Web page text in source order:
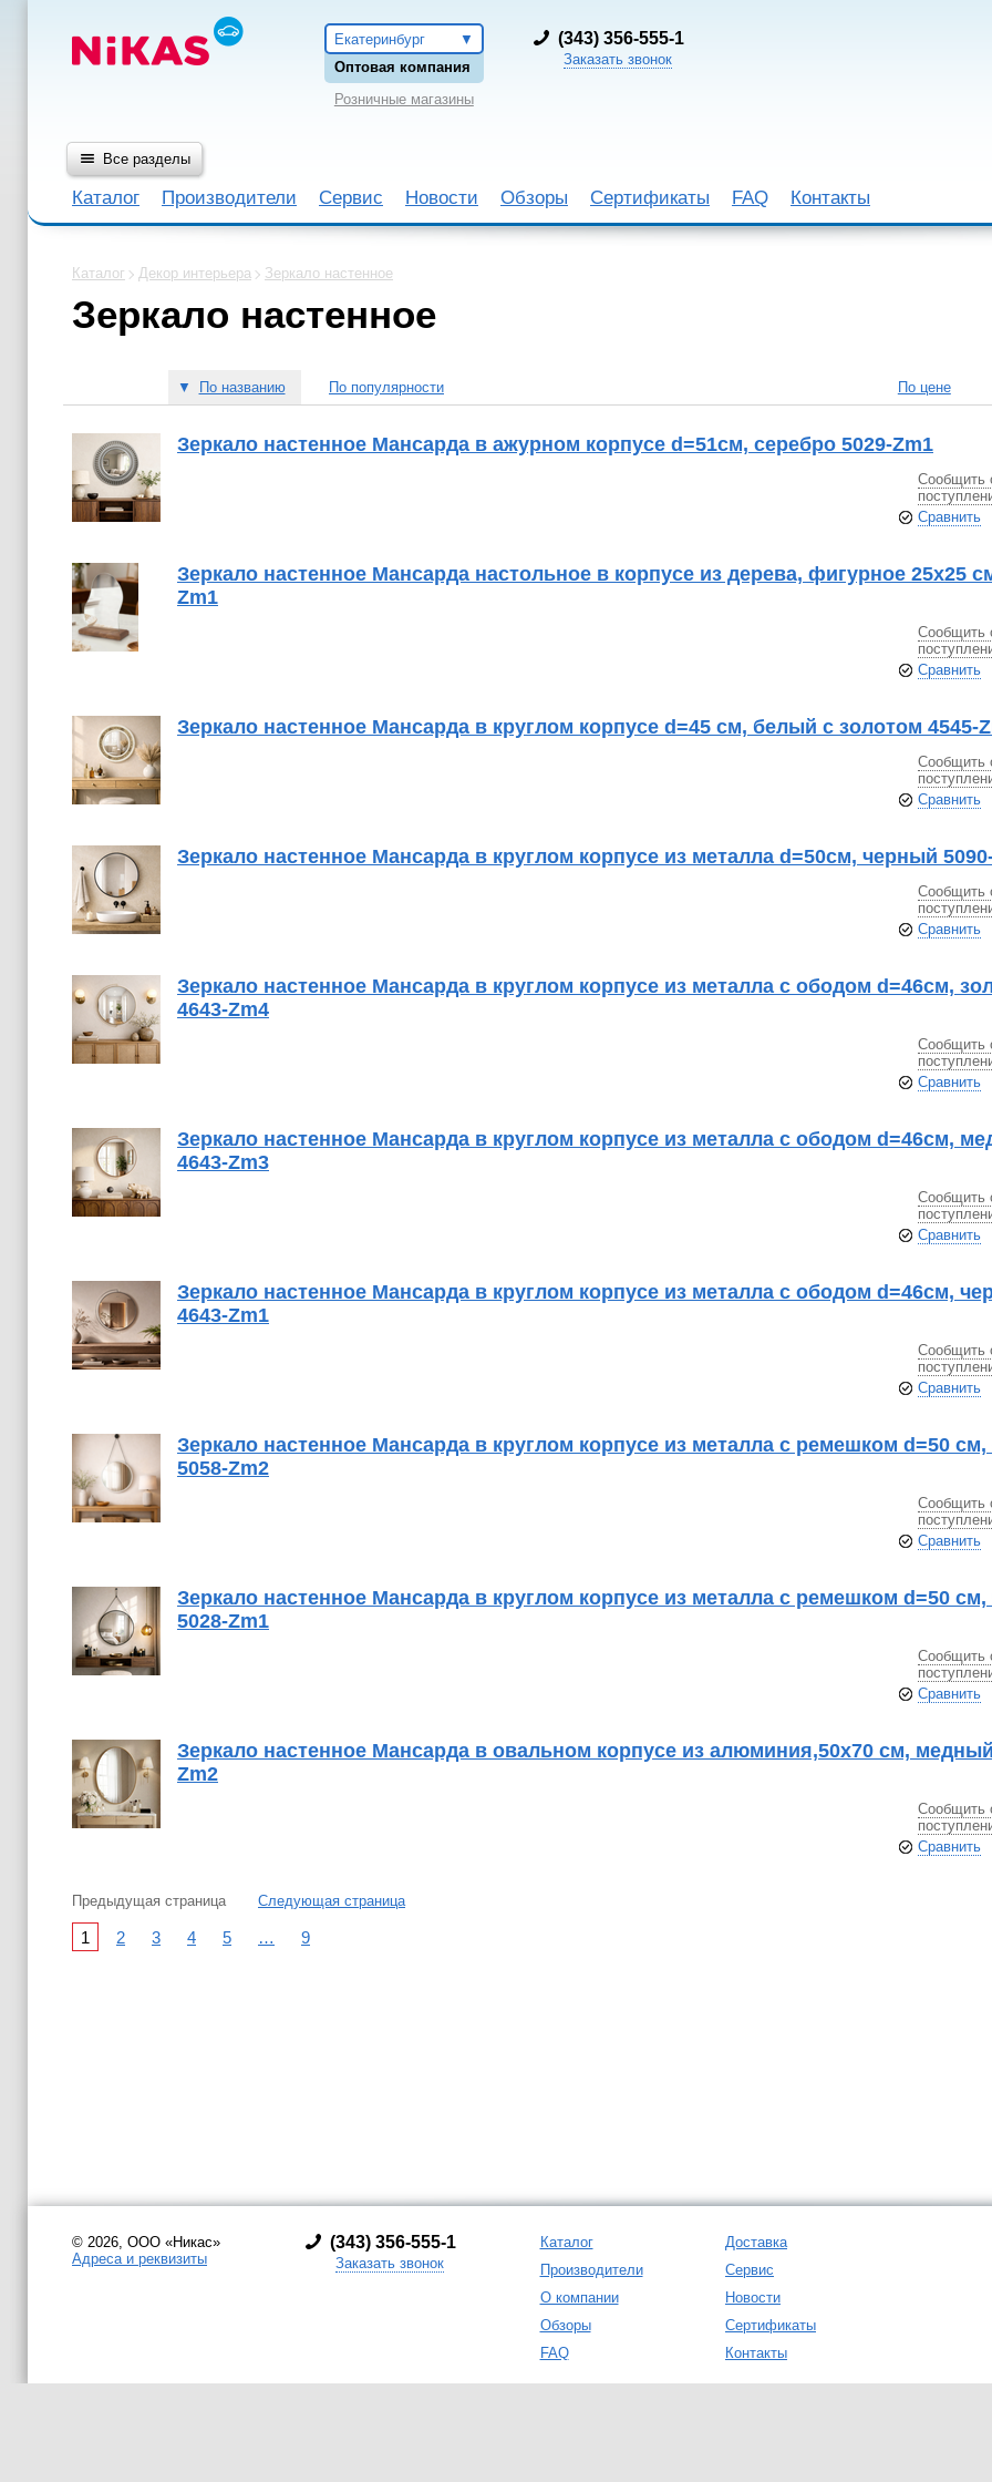
Екатеринбург
Оптовая компания
Розничные магазины
(343) 356-555-1
Заказать звонок
Все разделы
Каталог Производители Сервис Новости Обзоры Сертификаты FAQ Контакты
Каталог Декор интерьера Зеркало настенное
Зеркало настенное
По цене
▼ По названию По популярности
Зеркало настенное Мансарда в ажурном корпусе d=51см, серебро 5029-Zm1
Сообщить
Сравнить
Зеркало настенное Мансарда настольное в корпусе из дерева, фигурное 25х25
Zm1
Сообщить
Сравнить
Зеркало настенное Мансарда в круглом корпусе d=45 см, белый с золотом 4545-
Сообщить
Сравнить
Зеркало настенное Мансарда в круглом корпусе из металла d=50см, черный
Сообщить
Сравнить
Зеркало настенное Мансарда в круглом корпусе из металла с ободом d=46см,
4643-Zm4
Сообщить
Сравнить
Зеркало настенное Мансарда в круглом корпусе из металла с ободом d=46см,
4643-Zm3
Сообщить
Сравнить
Зеркало настенное Мансарда в круглом корпусе из металла с ободом d=46см,
4643-Zm1
Сообщить
Сравнить
Зеркало настенное Мансарда в круглом корпусе из металла с ремешком d=50
5058-Zm2
Сообщить
Сравнить
Зеркало настенное Мансарда в круглом корпусе из металла с ремешком d=50
5028-Zm1
Сообщить
Сравнить
Зеркало настенное Мансарда в овальном корпусе из алюминия,50х70 см,
Zm2
Сообщить
Сравнить
Предыдущая страница Следующая страница
1 2 3 4 5 … 9
© 2026, ООО «Никас»
Адреса и реквизиты
(343) 356-555-1
Заказать звонок
Каталог
Доставка
Производители
Сервис
О компании
Новости
Обзоры
Сертификаты
FAQ
Контакты